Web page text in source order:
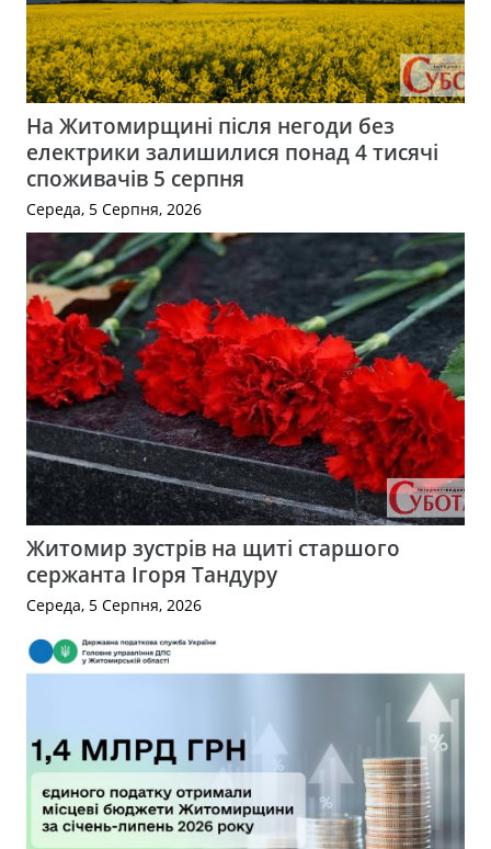
На Житомирщині після негоди без
електрики залишилися понад 4 тисячі
споживачів 5 серпня
Середа, 5 Серпня, 2026
Житомир зустрів на щиті старшого
сержанта Ігоря Тандуру
Середа, 5 Серпня, 2026